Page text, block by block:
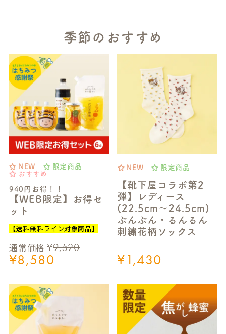
季節のおすすめ
940円お得！！
【WEB限定】お得セ
ット
NEW
限定商品
おすすめ
通常価格 ¥9,520
¥8,580
【送料無料ライン対象商品】
【靴下屋コラボ第2
弾】レディース
(22.5cm～24.5cm)
ぶんぶん・るんるん
刺繍花柄ソックス
NEW 限定商品
¥1,430